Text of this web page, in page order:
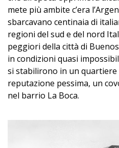
mete più ambite c’era
sbarcavano centinaia di
regioni del sud e del nord
peggiori della città di
in condizioni quasi
si stabilirono in un
reputazione pessima, un
nel barrio La Boca.